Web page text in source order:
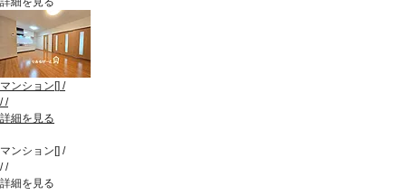
マンション [] /
//
詳細を見る
マンション [] /
//
詳細を見る